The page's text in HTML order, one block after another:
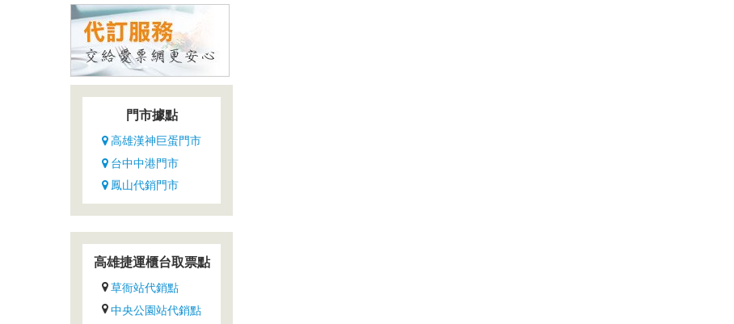
門市據點
高雄漢神巨蛋門市
台中中港門市
鳳山代銷門市
高雄捷運櫃台取票點
草衙站代銷點
中央公園站代銷點